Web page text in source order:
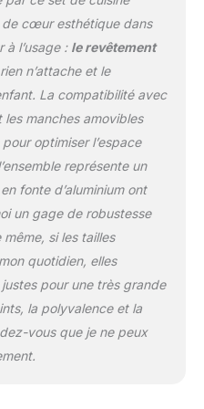
2: La collection
est certifiée
types de feux:
gaz, plaques
et
produit 2:
d'un manche
cette crêpière
vous simplifie le
et le
produit 2:
passe au lave-
aussi la
complète sur le
Store Amazon
cliquant sur le nom
produit)
de cœur esthétique dans
à l’usage : le revêtement
n’attache et le
La compatibilité avec
manches amovibles
optimiser l’espace
représente un
fonte d’aluminium ont
un gage de robustesse
si les tailles
quotidien, elles
pour une très grande
la polyvalence et la
vous que je ne peux